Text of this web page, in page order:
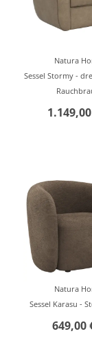
Natura
Sessel Stormy -
Natura
Sessel Karasu -
649,00